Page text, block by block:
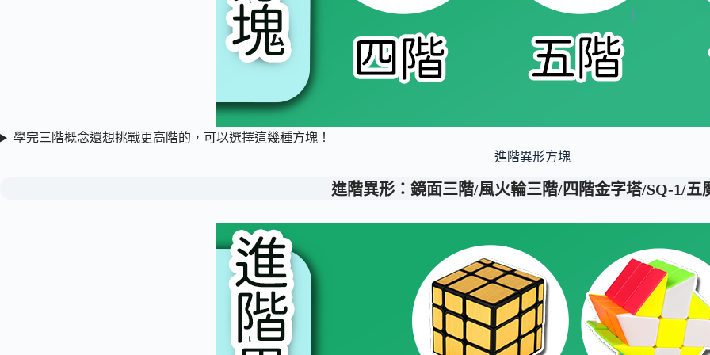
學完三階概念還想挑戰更高階的，可以選擇這幾種方塊！
進階異形方塊
進階異形：鏡面三階/風火輪三階/四階金字塔/SQ-1/五